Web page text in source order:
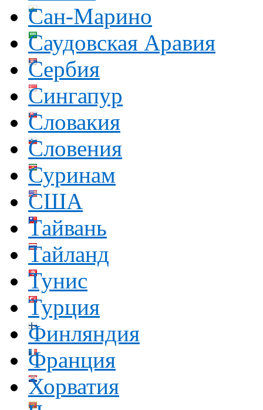
Сан-Марино
Саудовская Аравия
Сербия
Сингапур
Словакия
Словения
Суринам
США
Тайвань
Тайланд
Тунис
Турция
Финляндия
Франция
Хорватия